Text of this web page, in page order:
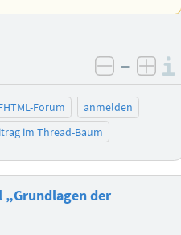
negativ
–
Forum
anmelden
im Thread-Baum
der